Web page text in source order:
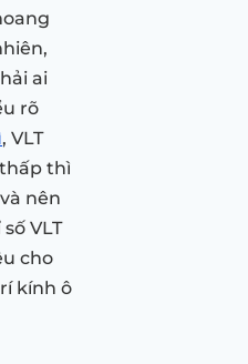
ai
rõ
, VLT
thì
nên
VLT
cho
kính ô